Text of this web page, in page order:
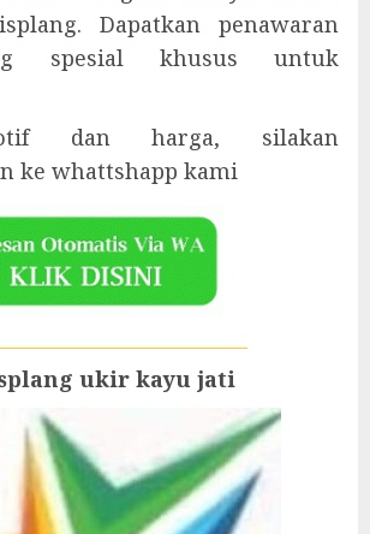
Dapatkan penawaran
spesial khusus untuk
dan harga, silakan
ke whattshapp kami
ukir kayu jati